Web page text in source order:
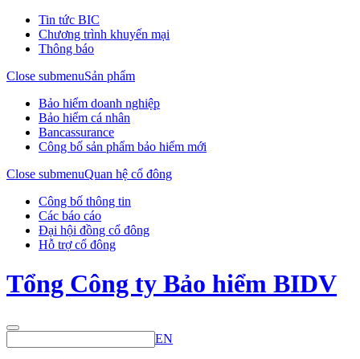
Tin tức BIC
Chương trình khuyến mại
Thông báo
Close submenuSản phẩm
Bảo hiểm doanh nghiệp
Bảo hiểm cá nhân
Bancassurance
Công bố sản phẩm bảo hiểm mới
Close submenuQuan hệ cổ đông
Công bố thông tin
Các báo cáo
Đại hội đồng cổ đông
Hỗ trợ cổ đông
Tổng Công ty Bảo hiểm BIDV
EN